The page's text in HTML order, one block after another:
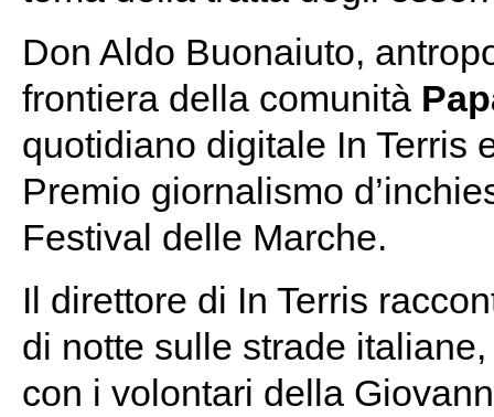
Don Aldo Buonaiuto,
frontiera della comunità
quotidiano digitale In Terris
Premio giornalismo
Festival delle Marche.
Il direttore di In Terris
di notte sulle strade
con i volontari della